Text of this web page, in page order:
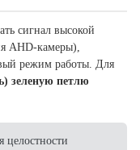
сигнал высокой
AHD-камеры),
режим работы. Для
зеленую петлю
целостности